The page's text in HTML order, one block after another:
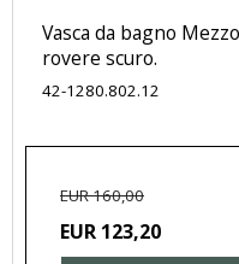
Vasca da bagno
rovere scuro.
42-1280.802.12
EUR 160,00
EUR 123,20